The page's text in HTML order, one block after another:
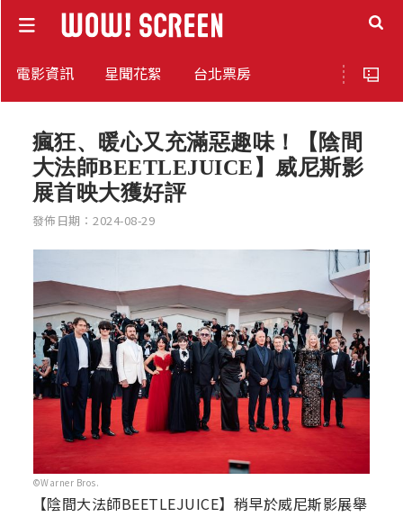
電影資訊 星聞花絮 台北票房
瘋狂、暖心又充滿惡趣味！【陰間
大法師BEETLEJUICE】威尼斯影
展首映大獲好評
發佈日期：2024-08-29
©Warner Bros.
【陰間大法師BEETLEJUICE】稍早於威尼斯影展舉